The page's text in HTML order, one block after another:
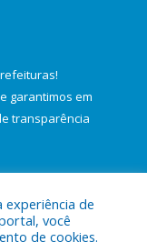
!
garantimos em
transparência
experiência de
você
de cookies.